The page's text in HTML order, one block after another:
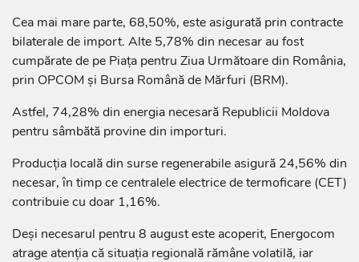
Cea mai mare parte, 68,50%, este asigurată prin contracte
bilaterale de import. Alte 5,78% din necesar au fost
cumpărate de pe Piața pentru Ziua Următoare din România,
prin OPCOM și Bursa Română de Mărfuri (BRM).
Astfel, 74,28% din energia necesară Republicii Moldova
pentru sâmbătă provine din importuri.
Producția locală din surse regenerabile asigură 24,56% din
necesar, în timp ce centralele electrice de termoficare (CET)
contribuie cu doar 1,16%.
Deși necesarul pentru 8 august este acoperit, Energocom
atrage atenția că situația regională rămâne volatilă, iar